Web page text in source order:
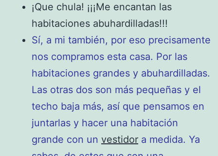
¡Que chula! ¡¡¡Me encantan las
habitaciones abuhardilladas!!!
Sí, a mi también, por eso precisamente
nos compramos esta casa. Por las
habitaciones grandes y abuhardilladas.
Las otras dos son más pequeñas y el
techo baja más, así que pensamos en
juntarlas y hacer una habitación
grande con un vestidor a medida. Ya